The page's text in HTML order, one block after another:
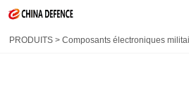
PRODUITS >Composants électroniques